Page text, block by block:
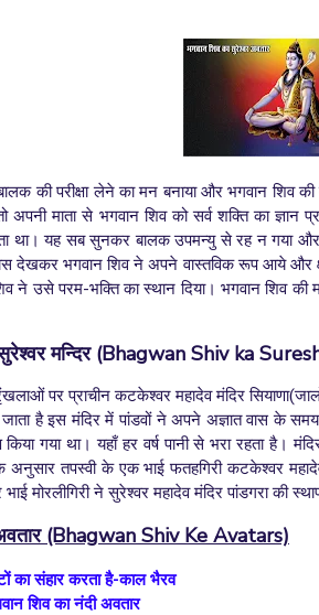
की परीक्षा लेने का मन बनाया और भगवान
माता से भगवान शिव को सर्व शक्ति का ज्ञान
यह सब सुनकर बालक उपमन्यु से रह न गया और
देखकर भगवान शिव ने अपने वास्तविक रूप आये और
ने उसे परम-भक्ति का स्थान दिया। भगवान शिव की
मन्दिर (Bhagwan Shiv ka
पर प्राचीन कटकेश्वर महादेव मंदिर
है इस मंदिर में पांडवों ने अपने अज्ञात वास के
किया गया था। यहाँ हर वर्ष पानी से भरा रहता
तपस्वी के एक भाई फतहगिरी कटकेश्वर
मोरलीगिरी ने सुरेश्वर महादेव मंदिर पांडगरा की
(Bhagwan Shiv Ke Avatars)
का संहार करता है-काल भैरव
शिव का नंदी अवतार